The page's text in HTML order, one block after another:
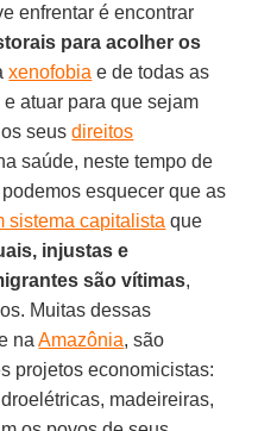
enfrentar é encontrar
para acolher os
xenofobia e de todas as
atuar para que sejam
seusdireitos
saúde, neste tempo de
esquecer que as
sistema capitalista que
injustas e
são vítimas,
Muitas dessas
naAmazônia, são
projetos economicistas:
madeireiras,